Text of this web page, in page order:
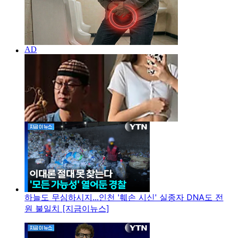
하늘도 무심하시지...인천 '훼손 시신' 실종자 DNA도 전
원 불일치 [지금이뉴스]